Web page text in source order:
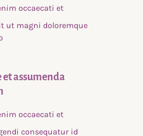
occaecati et
ut magni doloremque
et assumenda
occaecati et
consequatur id